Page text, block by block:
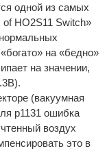
одной из самых
HO2S11 Switch»
на «бедно»
на значении,
(вакуумная
p1131 ошибка
воздух
это в